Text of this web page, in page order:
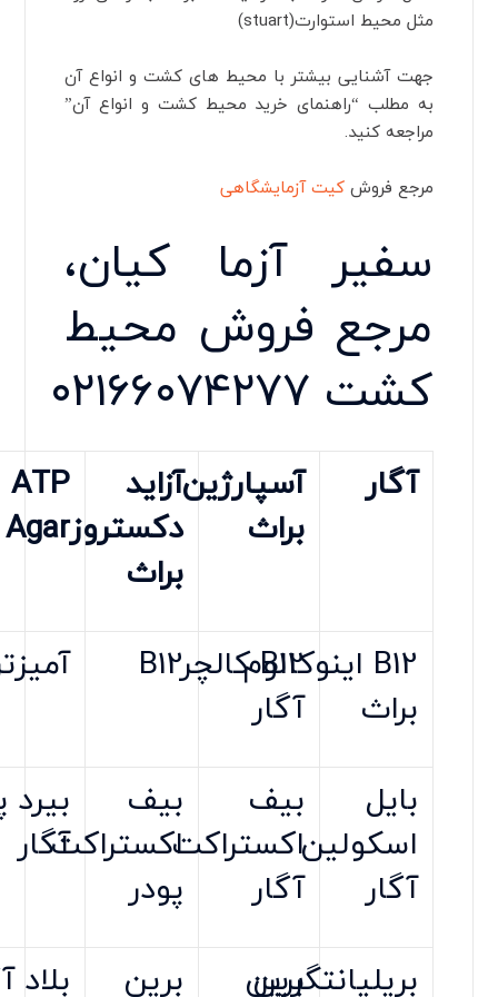
مثل محیط استوارت(stuart)
جهت آشنایی بیشتر با محیط های کشت و انواع آن
به مطلب “راهنمای خرید محیط کشت و انواع آن”
مراجعه کنید.
مرجع فروشکیت آزمایشگاهی
سفیر آزما کیان،
مرجع فروش محیط
کشت ۰۲۱۶۶۰۷۴۲۷۷
آگار
آسپارژین
براث
آزاید
دکستروز
براث
ATP
Agar
B12 اینوکالوم
براث
B12 کالچر
آگار
B12
بایل
اسکولین
آگار
بیف
اکستراکت
آگار
بیف
اکستراکت
پودر
بیرد
آگار
بریلیانتگرین
برین
برین
بلاد